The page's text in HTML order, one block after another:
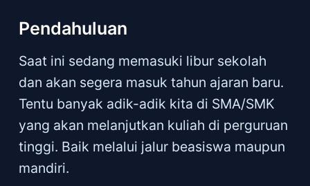
Pendahuluan
Saat ini sedang memasuki libur sekolah
dan akan segera masuk tahun ajaran baru.
Tentu banyak adik-adik kita di SMA/SMK
yang akan melanjutkan kuliah di perguruan
tinggi. Baik melalui jalur beasiswa maupun
mandiri.